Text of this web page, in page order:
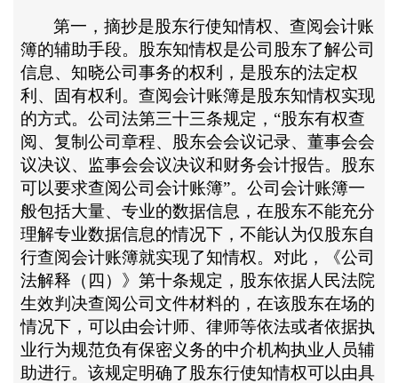
第一，摘抄是股东行使知情权、查阅会计账
簿的辅助手段。股东知情权是公司股东了解公司
信息、知晓公司事务的权利，是股东的法定权
利、固有权利。查阅会计账簿是股东知情权实现
的方式。公司法第三十三条规定， “股东有权查
阅、复制公司章程、股东会会议记录、董事会会
议决议、监事会会议决议和财务会计报告。股东
可以要求查阅公司会计账簿”。公司会计账簿一
般包括大量、专业的数据信息，在股东不能充分
理解专业数据信息的情况下，不能认为仅股东自
行查阅会计账簿就实现了知情权。对此，《公司
法解释（四）》第十条规定，股东依据人民法院
生效判决查阅公司文件材料的，在该股东在场的
情况下，可以由会计师、律师等依法或者依据执
业行为规范负有保密义务的中介机构执业人员辅
助进行。该规定明确了股东行使知情权可以由具